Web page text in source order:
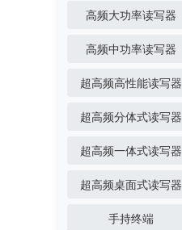
高频大功率读写器
高频中功率读写器
超高频高性能读写器
超高频分体式读写器
超高频一体式读写器
超高频桌面式读写器
手持终端